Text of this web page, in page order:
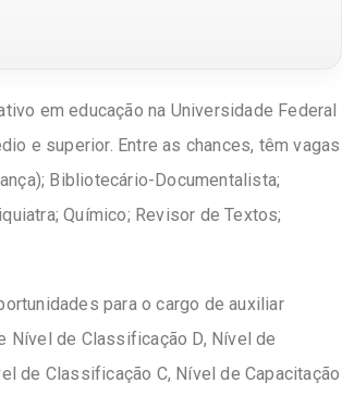
em educação na Universidade Federal
e superior. Entre as chances, têm vagas
Bibliotecário-Documentalista;
Químico; Revisor de Textos;
para o cargo de auxiliar
Nível de Classificação D, Nível de
de Classificação C, Nível de Capacitação